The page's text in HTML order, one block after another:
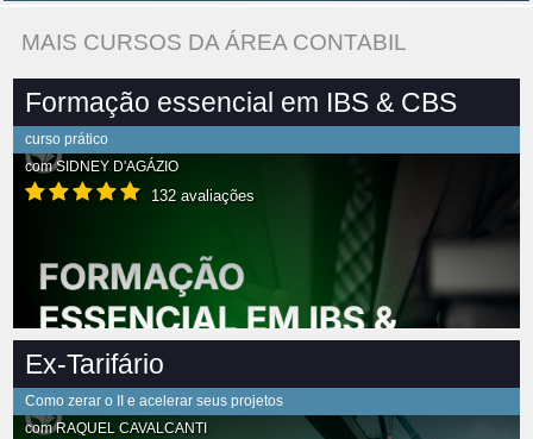
MAIS CURSOS DA ÁREA CONTABIL
Formação essencial em IBS & CBS
curso prático
comSIDNEY D'AGÁZIO
132 avaliações
Ex-Tarifário
Como zerar o II e acelerar seus projetos
comRAQUEL CAVALCANTI